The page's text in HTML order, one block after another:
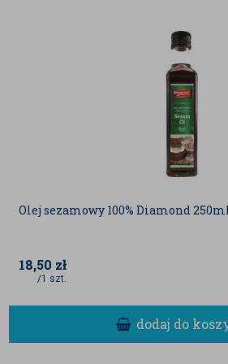
Nie należy go podgrzewać lub
smażyć czy używać do
wystawienie oleju na działanie
doprowadzi do zmiany struktury
który zostanie pozbawiony cennych
nabiera zupełnie nowego
wydaniu klasycznym - bazyliowym,
Olej sezamowy 100% Diamond 250ml
18,50 zł
/1 szt.
dodaj do